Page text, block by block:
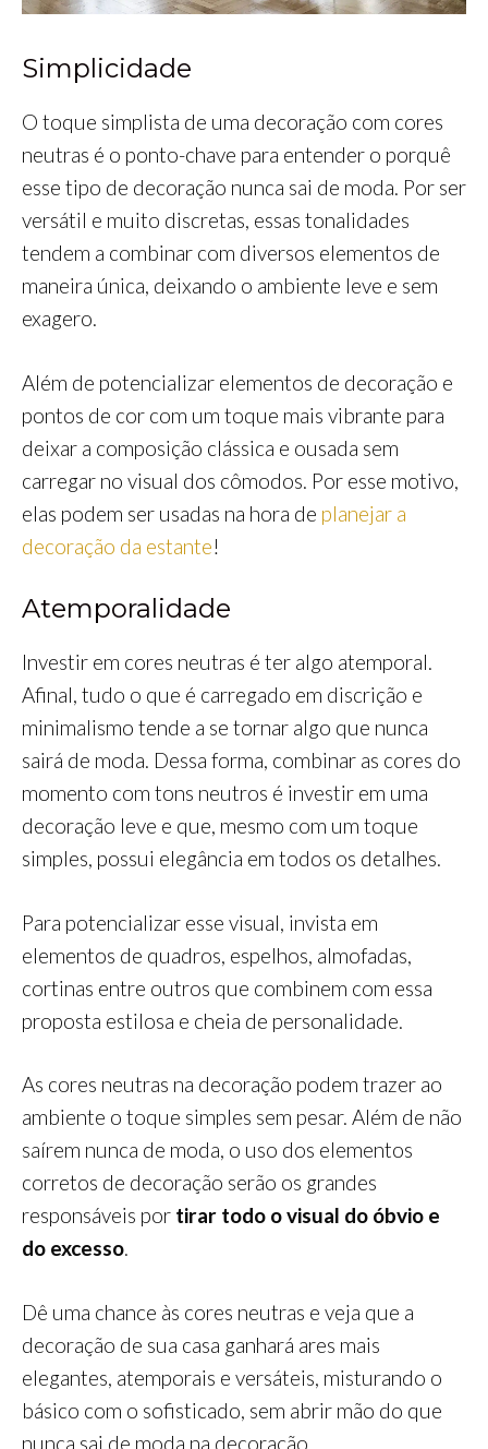
Simplicidade
O toque simplista de uma decoração com cores
neutras é o ponto-chave para entender o porquê
esse tipo de decoração nunca sai de moda. Por ser
versátil e muito discretas, essas tonalidades
tendem a combinar com diversos elementos de
maneira única, deixando o ambiente leve e sem
exagero.
Além de potencializar elementos de decoração e
pontos de cor com um toque mais vibrante para
deixar a composição clássica e ousada sem
carregar no visual dos cômodos. Por esse motivo,
elas podem ser usadas na hora de planejar a
decoração da estante!
Atemporalidade
Investir em cores neutras é ter algo atemporal.
Afinal, tudo o que é carregado em discrição e
minimalismo tende a se tornar algo que nunca
sairá de moda. Dessa forma, combinar as cores do
momento com tons neutros é investir em uma
decoração leve e que, mesmo com um toque
simples, possui elegância em todos os detalhes.
Para potencializar esse visual, invista em
elementos de quadros, espelhos, almofadas,
cortinas entre outros que combinem com essa
proposta estilosa e cheia de personalidade.
As cores neutras na decoração podem trazer ao
ambiente o toque simples sem pesar. Além de não
saírem nunca de moda, o uso dos elementos
corretos de decoração serão os grandes
responsáveis por tirar todo o visual do óbvio e
do excesso.
Dê uma chance às cores neutras e veja que a
decoração de sua casa ganhará ares mais
elegantes, atemporais e versáteis, misturando o
básico com o sofisticado, sem abrir mão do que
nunca sai de moda na decoração.